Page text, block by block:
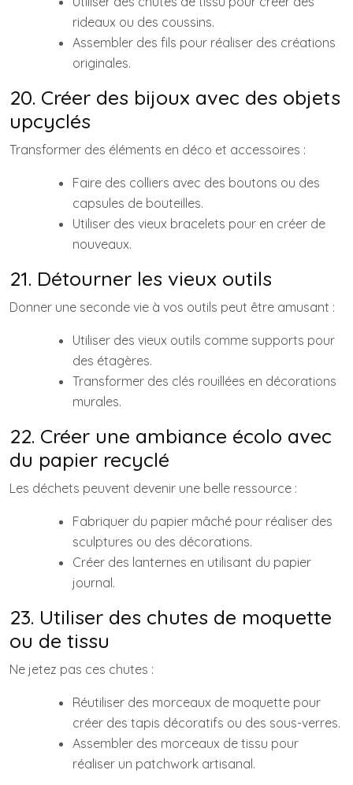
rideaux ou des coussins.
Assembler des fils pour réaliser des créations
originales.
20. Créer des bijoux avec des objets
upcyclés
Transformer des éléments en déco et accessoires :
Faire des colliers avec des boutons ou des
capsules de bouteilles.
Utiliser des vieux bracelets pour en créer de
nouveaux.
21. Détourner les vieux outils
Donner une seconde vie à vos outils peut être amusant :
Utiliser des vieux outils comme supports pour
des étagères.
Transformer des clés rouillées en décorations
murales.
22. Créer une ambiance écolo avec
du papier recyclé
Les déchets peuvent devenir une belle ressource :
Fabriquer du papier mâché pour réaliser des
sculptures ou des décorations.
Créer des lanternes en utilisant du papier
journal.
23. Utiliser des chutes de moquette
ou de tissu
Ne jetez pas ces chutes :
Réutiliser des morceaux de moquette pour
créer des tapis décoratifs ou des sous-verres.
Assembler des morceaux de tissu pour
réaliser un patchwork artisanal.